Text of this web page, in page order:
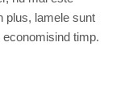
plus, lamele sunt
timp.